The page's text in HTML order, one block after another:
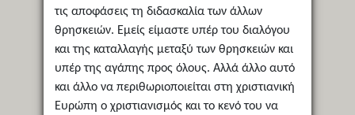
τις αποφάσεις τη διδασκαλία των άλλων
θρησκειών. Εμείς είμαστε υπέρ του διαλόγου
και της καταλλαγής μεταξύ των θρησκειών και
υπέρ της αγάπης προς όλους. Αλλά άλλο αυτό
και άλλο να περιθωριοποιείται στη χριστιανική
Ευρώπη ο χριστιανισμός και το κενό του να